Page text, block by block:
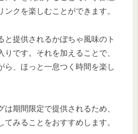
ンクを楽しむことができます。
と提供されるかぼちゃ風味のト
りです。それを加えることで、
ら、ほっと一息つく時間を楽し
は期間限定で提供されるため、
てみることをおすすめします。